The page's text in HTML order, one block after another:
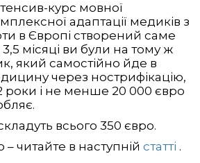
курс мовної
адаптації медиків з
в Європі створений саме
місяці ви були на тому ж
який самостійно йде в
через нострифікацію,
роки і не менше 20 000 євро
всього 350 євро.
читайте в наступній статті .